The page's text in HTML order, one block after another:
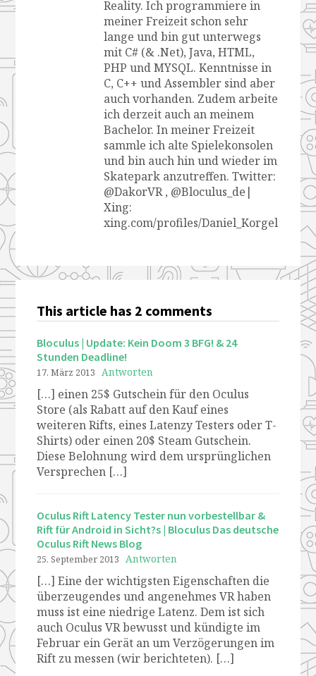
Reality. Ich programmiere in
meiner Freizeit schon sehr
lange und bin gut unterwegs
mit C# (& .Net), Java, HTML,
PHP und MYSQL. Kenntnisse in
C, C++ und Assembler sind aber
auch vorhanden. Zudem arbeite
ich derzeit auch an meinem
Bachelor. In meiner Freizeit
sammle ich alte Spielekonsolen
und bin auch hin und wieder im
Skatepark anzutreffen. Twitter:
@DakorVR , @Bloculus_de|
Xing:
xing.com/profiles/Daniel_Korgel
This article has 2 comments
Bloculus | Update: Kein Doom 3 BFG! & 24
Stunden Deadline!
17. März 2013 Antworten
[…] einen 25$ Gutschein für den Oculus
Store (als Rabatt auf den Kauf eines
weiteren Rifts, eines Latenzy Testers oder T-
Shirts) oder einen 20$ Steam Gutschein.
Diese Belohnung wird dem ursprünglichen
Versprechen […]
Oculus Rift Latency Tester nun vorbestellbar &
Rift für Android in Sicht?s | Bloculus Das deutsche
Oculus Rift News Blog
25. September 2013 Antworten
[…] Eine der wichtigsten Eigenschaften die
überzeugendes und angenehmes VR haben
muss ist eine niedrige Latenz. Dem ist sich
auch Oculus VR bewusst und kündigte im
Februar ein Gerät an um Verzögerungen im
Rift zu messen (wir berichteten). […]